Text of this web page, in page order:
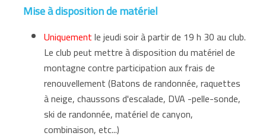
Mise à disposition de matériel
Uniquementle jeudi soir à partir de 19 h 30 au club.
Le club peut mettre à disposition du matériel de
montagne contre participation aux frais de
renouvellement (Batons de randonnée, raquettes
à neige, chaussons d'escalade, DVA -pelle-sonde,
ski de randonnée, matériel de canyon,
combinaison, etc...)